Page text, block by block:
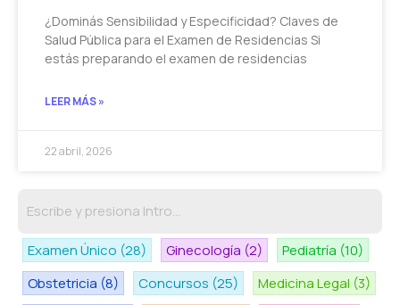
¿Dominás Sensibilidad y Especificidad? Claves de
Salud Pública para el Examen de Residencias Si
estás preparando el examen de residencias
LEER MÁS »
22 abril, 2026
Examen Único (28) Ginecología (2) Pediatría (10)
Obstetricia (8) Concursos (25) Medicina Legal (3)